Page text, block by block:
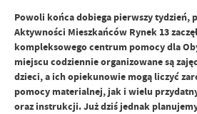
Powoli końca dobiega pierwszy tydzień,
Aktywności Mieszkańców Rynek 13
kompleksowego centrum pomocy dla
miejscu codziennie organizowane są
dzieci, a ich opiekunowie mogą liczyć
pomocy materialnej, jak i wielu
oraz instrukcji. Już dziś jednak